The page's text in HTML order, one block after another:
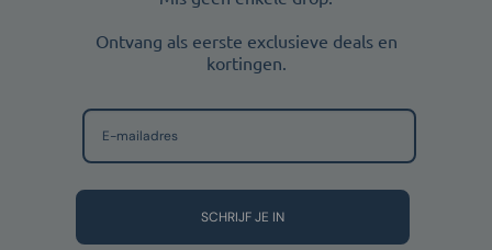
Ontvang als eerste exclusieve deals en
kortingen.
SCHRIJF JE IN